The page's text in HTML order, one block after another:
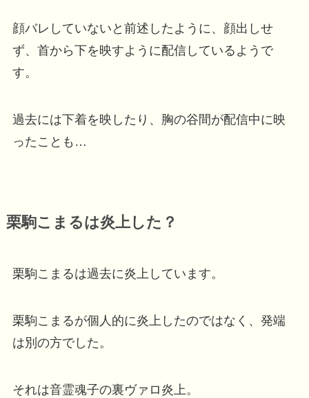
顔バレしていないと前述したように、顔出しせ
ず、首から下を映すように配信しているようで
す。
過去には下着を映したり、胸の谷間が配信中に映
ったことも…
栗駒こまるは炎上した？
栗駒こまるは過去に炎上しています。
栗駒こまるが個人的に炎上したのではなく、発端
は別の方でした。
それは音霊魂子の裏ヴァロ炎上。